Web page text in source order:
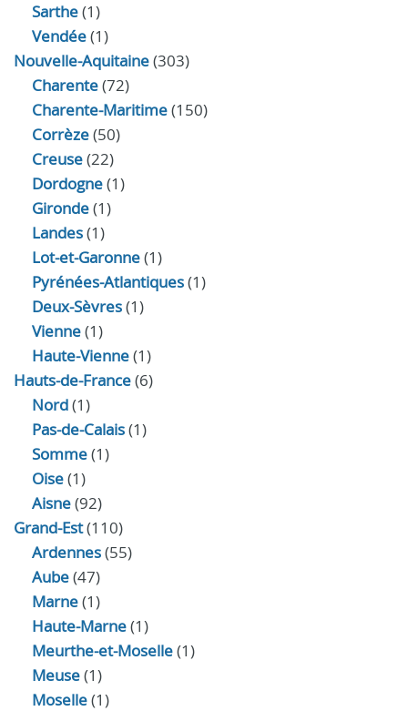
Sarthe(1)
Vendée(1)
Nouvelle-Aquitaine(303)
Charente(72)
Charente-Maritime(150)
Corrèze(50)
Creuse(22)
Dordogne(1)
Gironde(1)
Landes(1)
Lot-et-Garonne(1)
Pyrénées-Atlantiques(1)
Deux-Sèvres(1)
Vienne(1)
Haute-Vienne(1)
Hauts-de-France(6)
Nord(1)
Pas-de-Calais(1)
Somme(1)
Oise(1)
Aisne(92)
Grand-Est(110)
Ardennes(55)
Aube(47)
Marne(1)
Haute-Marne(1)
Meurthe-et-Moselle(1)
Meuse(1)
Moselle(1)